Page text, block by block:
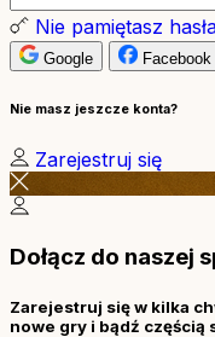
Nie pamiętasz
Google
Facebook
Nie masz jeszcze konta?
Zarejestruj się
Dołącz do naszej
Zarejestruj się w kilka
nowe gry i bądź częścią